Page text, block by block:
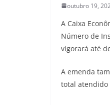
outubro 19,
A Caixa
Número de
vigorará até
A emenda
total atendido